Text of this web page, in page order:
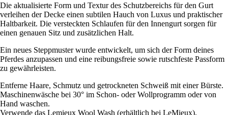
Die aktualisierte Form und Textur des Schutzbereichs für den Gurt
verleihen der Decke einen subtilen Hauch von Luxus und praktischer
Haltbarkeit. Die versteckten Schlaufen für den Innengurt sorgen für
einen genauen Sitz und zusätzlichen Halt.
Ein neues Steppmuster wurde entwickelt, um sich der Form deines
Pferdes anzupassen und eine reibungsfreie sowie rutschfeste Passform
zu gewährleisten.
Entferne Haare, Schmutz und getrockneten Schweiß mit einer Bürste.
Maschinenwäsche bei 30° im Schon- oder Wollprogramm oder von
Hand waschen.
Verwende das Lemieux Wool Wash (erhältlich bei LeMieux).